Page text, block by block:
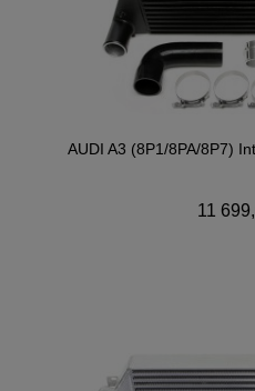
AUDI A3 (8P1/8PA/8P7)
11